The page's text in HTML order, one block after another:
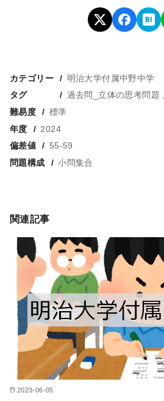
カテゴリー
明治大学付属中野中学
タグ
過去問_立体の思考問題
難易度
標準
年度
2024
偏差値
55-59
問題構成
小問集合
関連記事
2023-06-05